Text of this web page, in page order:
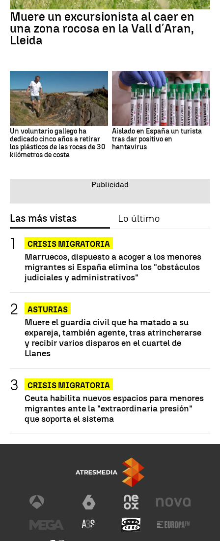
Muere un excursionista al caer en
una zona rocosa en la Vall d´Aran,
Lleida
Un voluntario gallego ha
dedicado cinco años a retirar
los plásticos de las rocas de 30
kilómetros de costa
Aislado en España un turista
tras dar positivo en
hantavirus
Las más vistas Lo último
CRISIS MIGRATORIA
Marruecos, dispuesto a acoger a los menores
migrantes si España elimina los "obstáculos
judiciales y administrativos"
ASTURIAS
Muere el guardia civil que ha matado a su
expareja, también agente, tras atrincherarse
y recibir varios disparos en el cuartel de
Llanes
CRISIS MIGRATORIA
Ceuta habilita nuevos espacios para menores
migrantes ante la "extraordinaria presión"
que soporta el sistema